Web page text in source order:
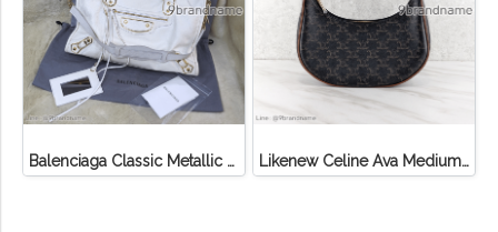
Balenciaga Classic Metallic Edge City Bag Likenew Celine Ava Medium Triomphe Canvas